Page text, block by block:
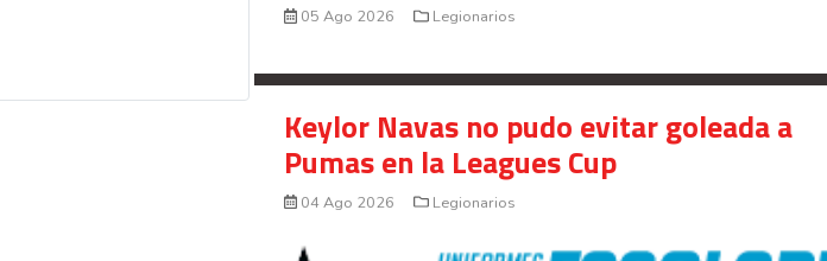
05 Ago 2026 Legionarios
Keylor Navas no pudo evitar goleada a
Pumas en la Leagues Cup
04 Ago 2026 Legionarios